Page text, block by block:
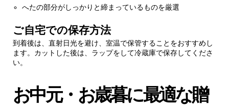
へたの部分がしっかりと締まっているものを厳選
ご自宅での保存方法
到着後は、直射日光を避け、室温で保管することをおすすめし
ます。カットした後は、ラップをして冷蔵庫で保存してくださ
い。
お中元・お歳暮に最適な贈